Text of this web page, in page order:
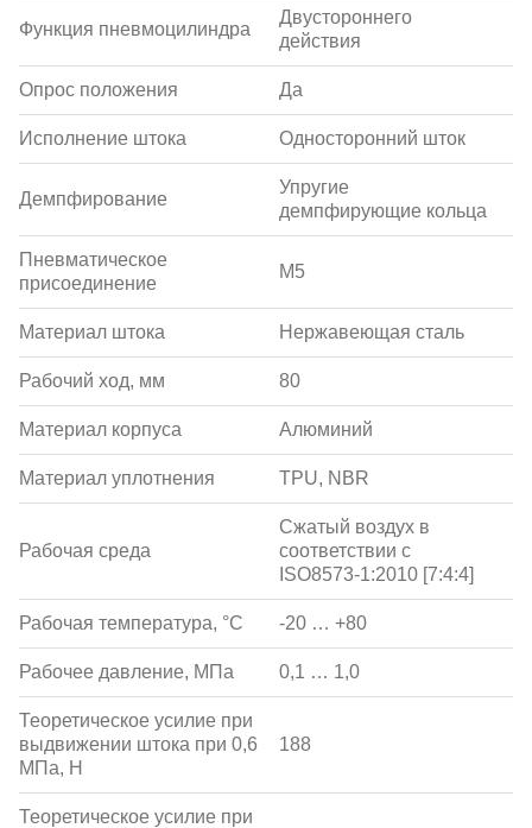
Функция пневмоцилиндра
Двустороннего
действия
Опрос положения Да
Исполнение штока Односторонний шток
Демпфирование
Упругие
демпфирующие кольца
Пневматическое
присоединение
M5
Материал штока Нержавеющая сталь
Рабочий ход, мм 80
Материал корпуса Алюминий
Материал уплотнения TPU, NBR
Рабочая среда
Сжатый воздух в
соответствии с
ISO8573-1:2010 [7:4:4]
Рабочая температура, °С -20 … +80
Рабочее давление, МПа 0,1 … 1,0
Теоретическое усилие при
выдвижении штока при 0,6
МПа, Н
188
Теоретическое усилие при